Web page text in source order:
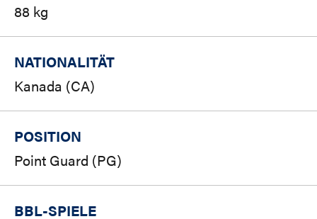
88 kg
NATIONALITÄT
Kanada (CA)
POSITION
Point Guard (PG)
BBL-SPIELE